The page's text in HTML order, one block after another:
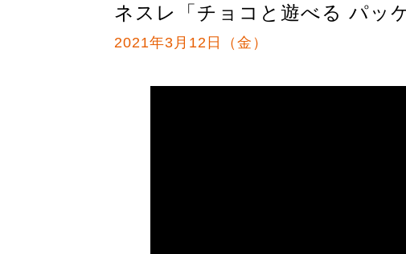
ネスレ「チョコと遊べる パッ
2021年3月12日（金）